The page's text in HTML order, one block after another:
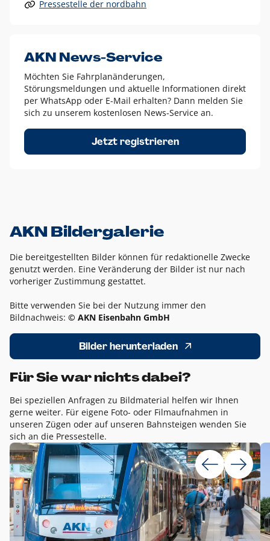
Alle anderen Logo-Varianten dürfen nur in Ausnahmefällen
Diese Ausnahmen sind zum Beispiel:
dem AKN Blau,
weißes Logo auf Fotohintergründen,
schwarzes Logo für reine Schwarz-Weiß-Umsetzungen
Um das Logo herum muss ein Schutzraum von jeweils einer
Höhe bzw. Breite des N aus AKN in alle Richtungen
Pressestelle der nordbahn
AKN News-Service
Möchten Sie Fahrplanänderungen,
Störungsmeldungen und aktuelle Informationen direkt
per WhatsApp oder E-Mail erhalten? Dann melden Sie
sich zu unserem kostenlosen News-Service an.
Jetzt registrieren
AKN Bildergalerie
Die bereitgestellten Bilder können für redaktionelle Zwecke
genutzt werden. Eine Veränderung der Bilder ist nur nach
vorheriger Zustimmung gestattet.
Bitte verwenden Sie bei der Nutzung immer den
Bildnachweis: © AKN Eisenbahn GmbH
Bilder herunterladen
Für Sie war nichts dabei?
Bei speziellen Anfragen zu Bildmaterial helfen wir Ihnen
gerne weiter. Für eigene Foto- oder Filmaufnahmen in
unseren Zügen oder auf unseren Bahnsteigen wenden Sie
sich an die Pressestelle.